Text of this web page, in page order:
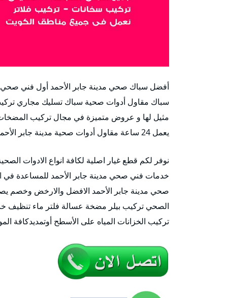
أفضل سباك صحي مدينة جابر الأحمد أول فني
سباك مقاول أدوات صحية سباك تسليك مجاري
مثيل لها و عروض متميزة في مجال تركيب المضخات
يعمل 24 ساعة مقاول أدوات صحية مدينة جابر الأحمد
نوفر لكم قطع غيار اصلية لكافة انواع الادوات
الصحي تركيب بيلر مضخة عسالة فلتر ماء تنظيف
تركيب الخزانات المياه على الأسطح أوتمديدكافة